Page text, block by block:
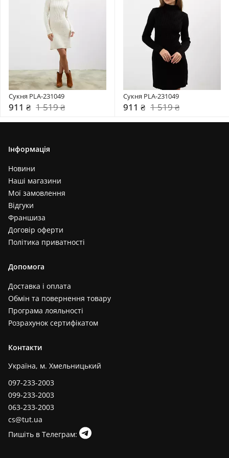
Сукня PLA-231049
911 ₴ 1 519 ₴
Сукня PLA-231049
911 ₴ 1 519 ₴
Інформація
Новини
Наші магазини
Мої замовлення
Відгуки
Франшиза
Договір оферти
Політика приватності
Допомога
Доставка і оплата
Обмін та повернення товару
Програма лояльності
Розрахунок сертифікатом
Контакти
Україна, м. Хмельницький
097-233-2003
099-233-2003
063-233-2003
cs@tut.ua
Пишіть в Телеграм: